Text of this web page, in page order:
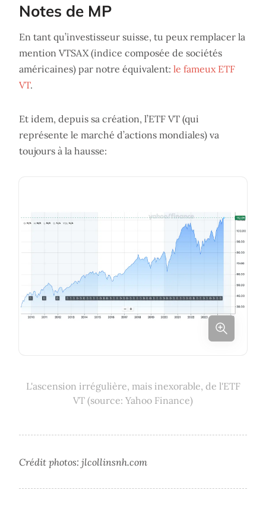
Notes de MP
En tant qu’investisseur suisse, tu peux remplacer la
mention VTSAX (indice composée de sociétés
américaines) par notre équivalent: le fameux ETF
VT.
Et idem, depuis sa création, l’ETF VT (qui
représente le marché d’actions mondiales) va
toujours à la hausse:
L'ascension irrégulière, mais inexorable, de l'ETF
VT (source: Yahoo Finance)
Crédit photos: jlcollinsnh.com